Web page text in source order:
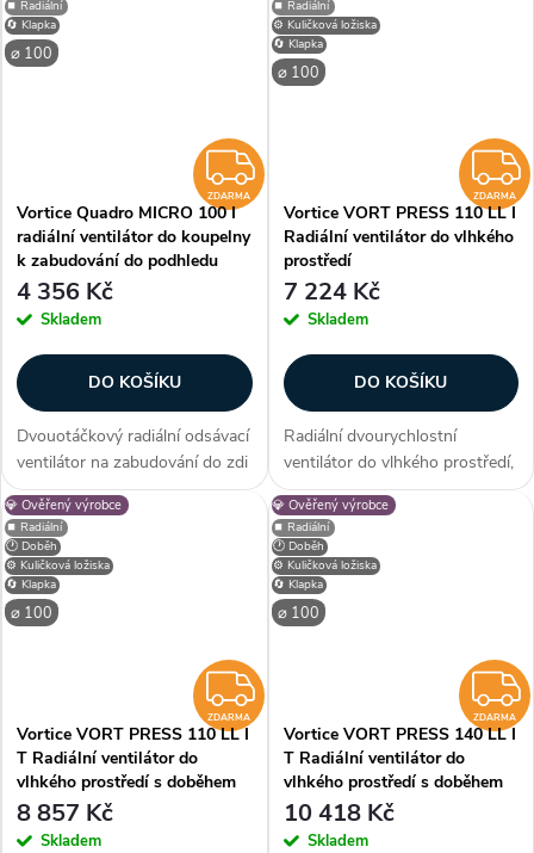
velkých místností v bytech,
kancelářích, včetně místností
s...
vhodný pro odsávání středních
a velkých místností v bytech,...
⌀ 100
⏹️ Radiální
🔄 Klapka
ZDARMA
ZDARMA
Vortice Quadro MICRO 100 I
radiální ventilátor do koupelny
k zabudování do podhledu
4 356 Kč
Skladem
DO KOŠÍKU
Dvouotáčkový radiální odsávací
ventilátor na zabudování do zdi
nebo stropu (podhledu) vhodný
pro odsávání menších a
středních místností v bytech,
kancelářích, včetně místností
s...
⚙️ Kuličková ložiska
⌀ 100
⏹️ Radiální
🔄 Klapka
ZDARMA
Vortice VORT PRESS 110 LL I
Radiální ventilátor do vlhkého
prostředí
7 224 Kč
Skladem
DO KOŠÍKU
Radiální dvourychlostní
ventilátor do vlhkého prostředí,
průtok 60/120 m3/h, kuličková
ložiska, zpětná klapka, montáž
do stěny nebo stropu (podhled)
Zákazníci často dokupují...
🕐 Doběh
⚙️ Kuličková ložiska
⌀ 100
💎 Ověřený výrobce
⏹️ Radiální
🔄 Klapka
ZDARMA
ZDARMA
Vortice VORT PRESS 110 LL I
T Radiální ventilátor do
vlhkého prostředí s doběhem
8 857 Kč
Skladem
🕐 Doběh
⚙️ Kuličková ložiska
⌀ 100
💎 Ověřený výrobce
⏹️ Radiální
🔄 Klapka
ZDARMA
Vortice VORT PRESS 140 LL I
T Radiální ventilátor do
vlhkého prostředí s doběhem
10 418 Kč
Skladem